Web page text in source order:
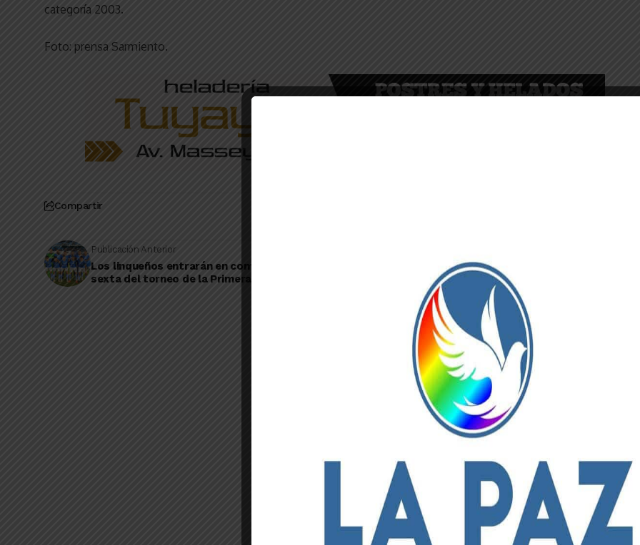
categoría 2003.
Foto: prensa Sarmiento.
Compartir
Publicación Anterior
Los linqueños entrarán en competencia por la
sexta del torneo de la Primera Nacional
Deportivo Pinto y la Academia Javier
Mascherano jugaron un amistoso de